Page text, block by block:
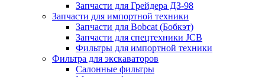
Запчасти для Грейдера ДЗ-98
Запчасти для импортной техники
Запчасти для Bobcat (Бобкэт)
Запчасти для спецтехники JCB
Фильтры для импортной техники
Фильтра для экскаваторов
Салонные фильтры